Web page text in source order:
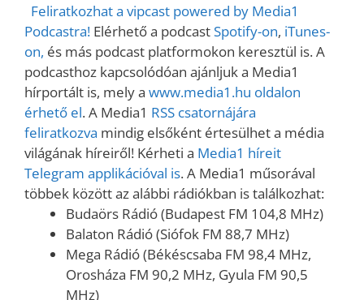
Feliratkozhat a vipcast powered by Media1
Podcastra! Elérhető a podcastSpotify-on, iTunes-
on, és más podcast platformokon keresztül is. A
podcasthoz kapcsolódóan ajánljuk a Media1
hírportált is, mely a www.media1.hu oldalon
érhető el. A Media1 RSS csatornájára
feliratkozva mindig elsőként értesülhet a média
világának híreiről! Kérheti a Media1 híreit
Telegram applikációval is. A Media1 műsorával
többek között az alábbi rádiókban is találkozhat:
Budaörs Rádió (Budapest FM 104,8 MHz)
Balaton Rádió (Siófok FM 88,7 MHz)
Mega Rádió (Békéscsaba FM 98,4 MHz,
Orosháza FM 90,2 MHz, Gyula FM 90,5
MHz)